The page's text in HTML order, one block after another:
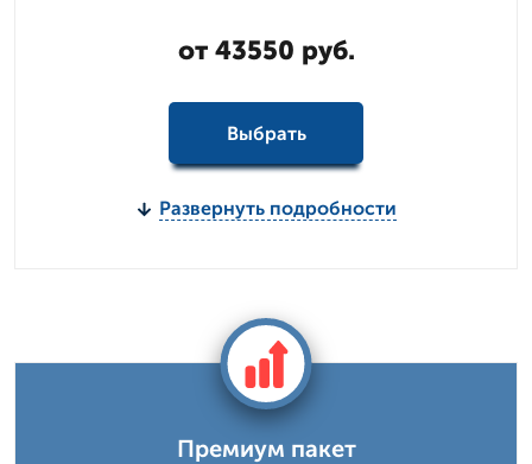
от 43550 руб.
Выбрать
Развернуть подробности
Премиум пакет